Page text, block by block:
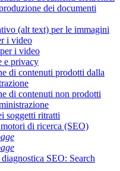
dei documenti
(alt text) per le immagini
i video
i video
e privacy
di contenuti prodotti dalla
di contenuti non prodotti
soggetti ritratti
di ricerca (SEO)
SEO: Search